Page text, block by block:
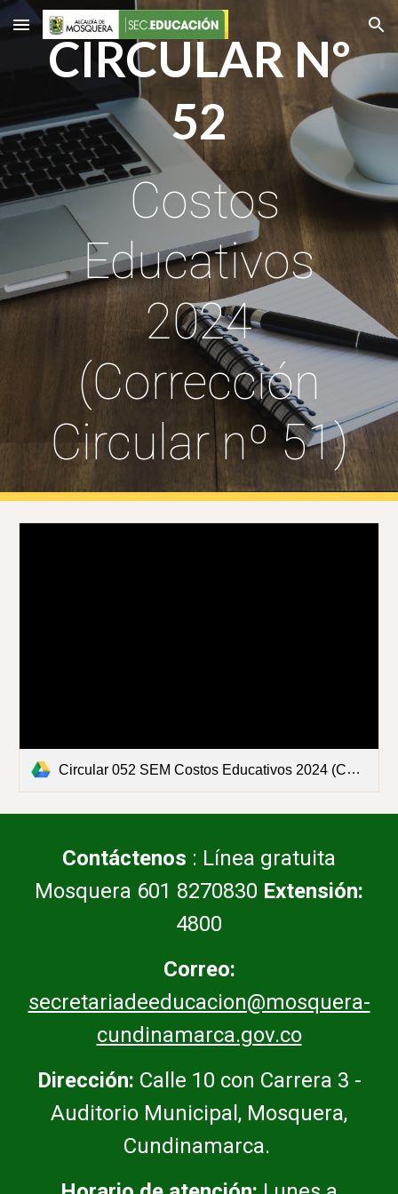
Skip to main content Skip to navigation
CIRCULAR Nº
52
Costos
Educativos
2024
(Corrección
Circular nº 51)
Circular 052 SEM Costos Educativos 2024 (Corrige Circular 051).pdf
Contáctenos : Línea gratuita
Mosquera 601 8270830 Extensión:
4800
Correo:
secretariadeeducacion@mosquera-
cundinamarca.gov.co
Dirección: Calle 10 con Carrera 3 -
Auditorio Municipal, Mosquera,
Cundinamarca.